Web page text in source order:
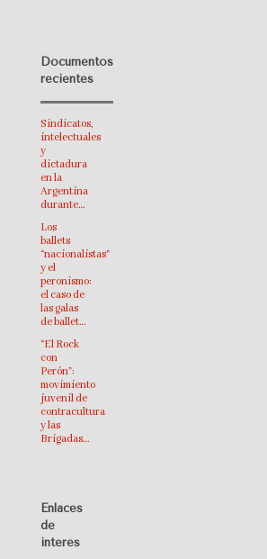
Documentos
recientes
Sindicatos,
intelectuales
y
dictadura
en la
Argentina
durante…
Los
ballets
“nacionalistas”
y el
peronismo:
el caso de
las galas
de ballet…
“El Rock
con
Perón”:
movimiento
juvenil de
contracultura
y las
Brigadas…
Enlaces
de
interés